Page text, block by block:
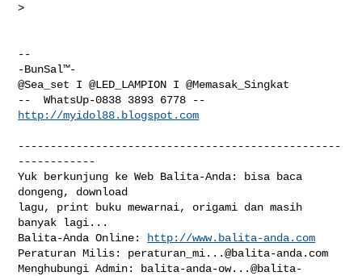
>
--
-BunSal™-
@Sea_set I @LED_LAMPION I @Memasak_Singkat
http://myidol88.blogspot.com
--------------------------------------------------
------------
Yuk berkunjung ke Web Balita-Anda: bisa baca
dongeng, download
lagu, print buku mewarnai, origami dan masih
banyak lagi...
Balita-Anda Online:
http://www.balita-anda.com
Peraturan Milis: peraturan_mi...@balita-anda.com
Menghubungi Admin:
balita-anda-ow...@balita-